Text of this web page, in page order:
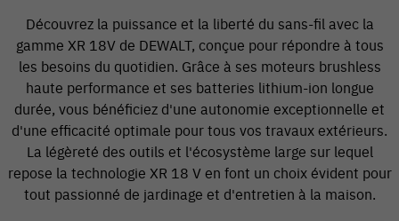
Découvrez la puissance et la liberté du sans-fil avec la
gamme XR 18V de DEWALT, conçue pour répondre à tous
les besoins du quotidien. Grâce à ses moteurs brushless
haute performance et ses batteries lithium-ion longue
durée, vous bénéficiez d'une autonomie exceptionnelle et
d'une efficacité optimale pour tous vos travaux extérieurs.
La légèreté des outils et l'écosystème large sur lequel
repose la technologie XR 18 V en font un choix évident pour
tout passionné de jardinage et d'entretien à la maison.